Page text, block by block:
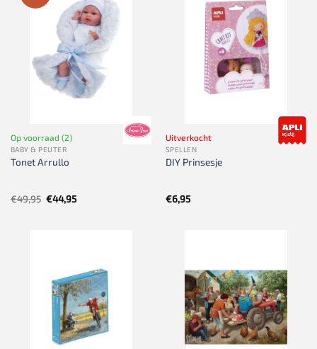
Op voorraad (2)
BABY & PEUTER
Tonet Arrullo
€49,95 Oorspronkelijke
prijs
€44,95Huidige
Uitverkocht
SPELLEN
DIY Prinsesje
€6,95